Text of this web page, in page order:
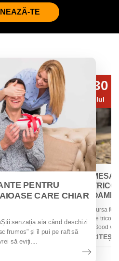
TE
PENTRU
CARE CHIAR
senzația aia când deschizi
frumos" și îl pui pe raft să
să eviți....
30
Iul
Sursa
de
„Good